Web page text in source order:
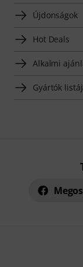
Újdonságok
Hot Deals
Alkalmi
Gyártók